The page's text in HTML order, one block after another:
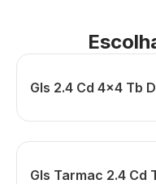
Gls 2.4 Cd 4x4 Tb
Gls Tarmac 2.4 Cd